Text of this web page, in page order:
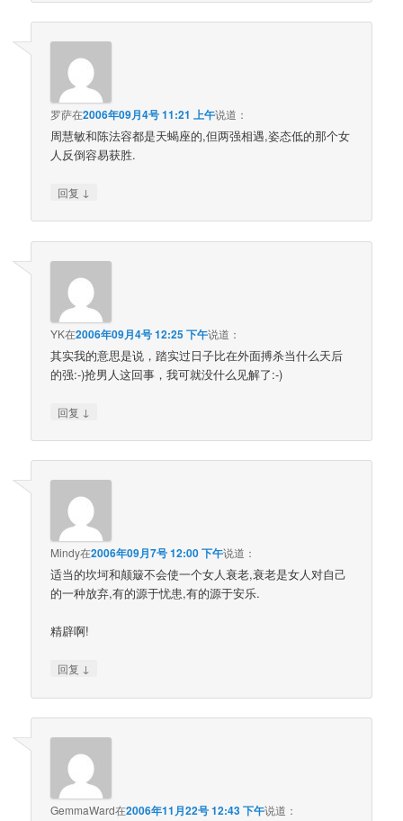
罗萨在2006年09月4号 11:21 上午说道：
周慧敏和陈法容都是天蝎座的,但两强相遇,姿态低的那个女
人反倒容易获胜.
回复 ↓
YK在2006年09月4号 12:25 下午说道：
其实我的意思是说，踏实过日子比在外面搏杀当什么天后
的强:-)抢男人这回事，我可就没什么见解了:-)
回复 ↓
Mindy在2006年09月7号 12:00 下午说道：
适当的坎坷和颠簸不会使一个女人衰老,衰老是女人对自己
的一种放弃,有的源于忧患,有的源于安乐.
精辟啊!
回复 ↓
GemmaWard在2006年11月22号 12:43 下午说道：